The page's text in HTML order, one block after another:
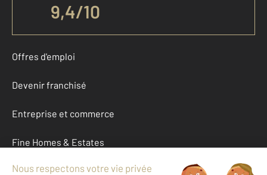
9,4/10
Offres d'emploi
Devenir franchisé
Entreprise et commerce
Fine Homes & Estates
À propos